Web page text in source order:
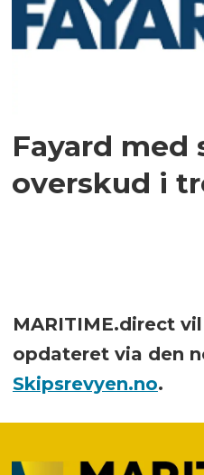
Fayard med
overskud i
MARITIME.direct
opdateret via den
Skipsrevyen.no.